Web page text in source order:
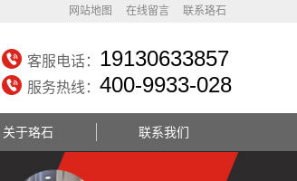
网站地图 在线留言 联系珞石
客服电话： 19130633857
服务热线： 400-9933-028
关于珞石 联系我们